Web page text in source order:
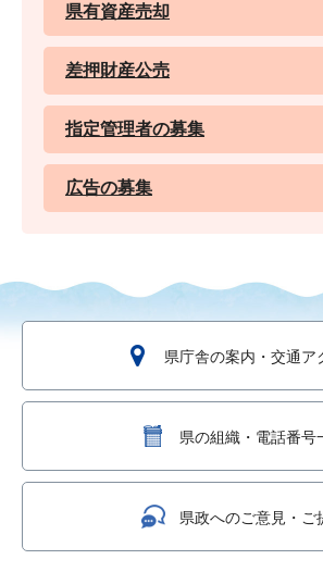
県有資産売却
差押財産公売
指定管理者の募集
広告の募集
県庁舎の案内・交通ア
県の組織・電話番号
県政へのご意見・ご